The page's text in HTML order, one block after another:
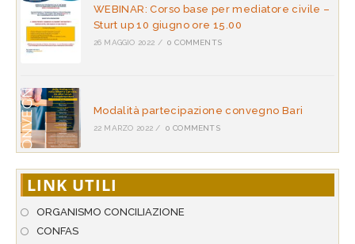
WEBINAR: Corso base per mediatore civile –
Sturt up 10 giugno ore 15.00
26 MAGGIO 2022 / 0 COMMENTS
Modalità partecipazione convegno Bari
22 MARZO 2022 / 0 COMMENTS
LINK UTILI
ORGANISMO CONCILIAZIONE
CONFAS